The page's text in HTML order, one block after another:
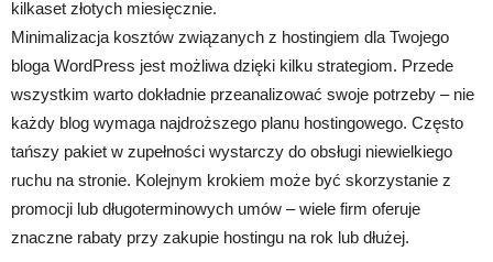
kilkaset złotych miesięcznie.
Minimalizacja kosztów związanych z hostingiem dla Twojego
bloga WordPress jest możliwa dzięki kilku strategiom. Przede
wszystkim warto dokładnie przeanalizować swoje potrzeby – nie
każdy blog wymaga najdroższego planu hostingowego. Często
tańszy pakiet w zupełności wystarczy do obsługi niewielkiego
ruchu na stronie. Kolejnym krokiem może być skorzystanie z
promocji lub długoterminowych umów – wiele firm oferuje
znaczne rabaty przy zakupie hostingu na rok lub dłużej.